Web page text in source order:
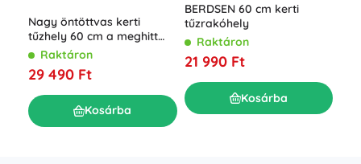
Nagy öntöttvas kerti
tűzhely 60 cm a meghitt
tábortüzekhez
Raktáron
29 490 Ft
Kosárba
BERDSEN 60 cm kerti
tűzrakóhely
Raktáron
21 990 Ft
Kosárba